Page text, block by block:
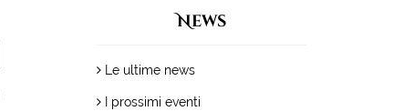
News
Le ultime news
I prossimi eventi